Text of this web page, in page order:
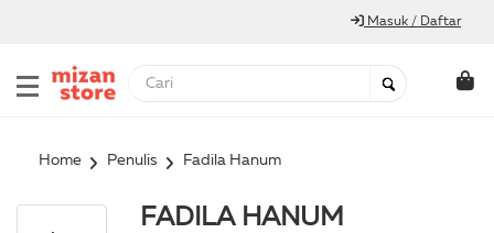
Masuk / Daftar
Home Penulis Fadila Hanum
FADILA HANUM